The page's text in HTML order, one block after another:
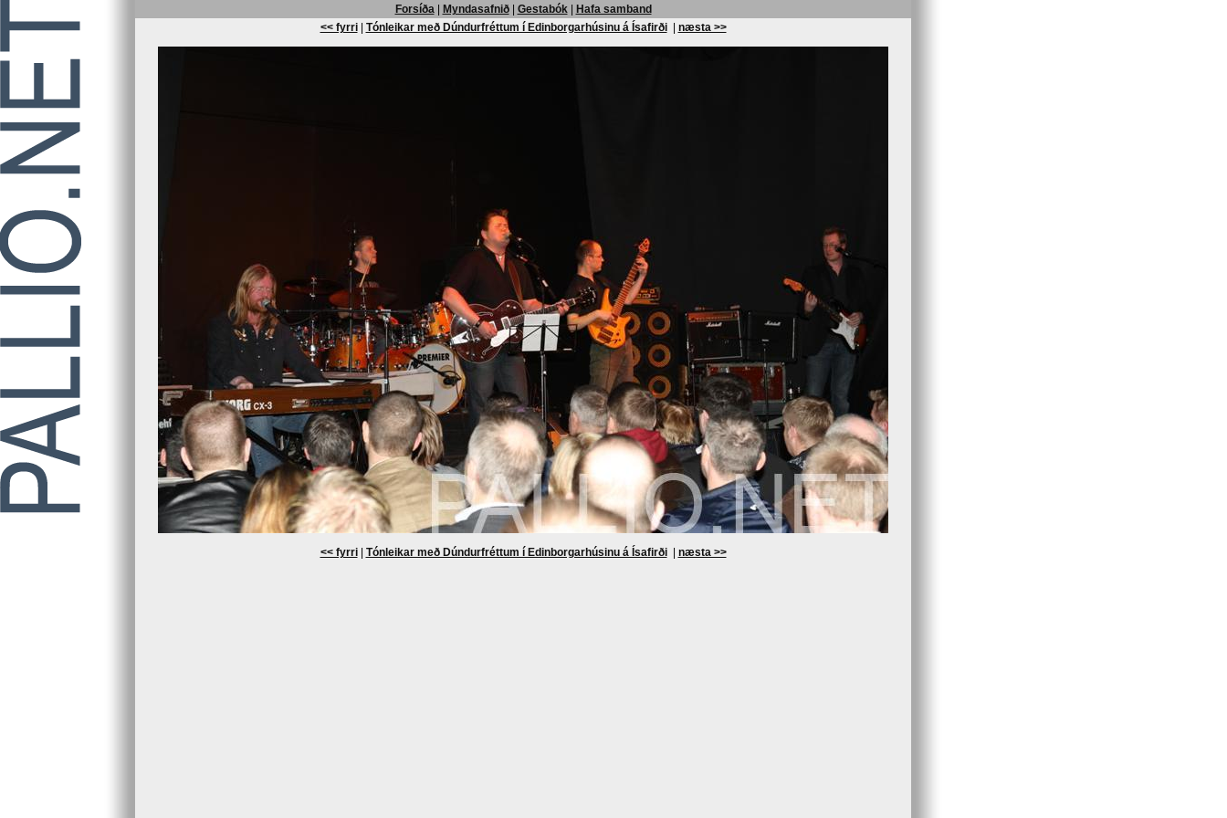
Forsíða| Myndasafnið| Gestabók|
Hafa samband
<< fyrri| Tónleikar með Dúndurfréttum í Edinborgarhúsinu á Ísafirði| næsta >>
<< fyrri| Tónleikar með Dúndurfréttum í Edinborgarhúsinu á Ísafirði| næsta >>